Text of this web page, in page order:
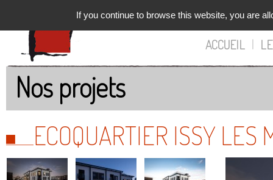
ACCUEIL |
Nos projets
ECOQUARTIER ISSY LES
If you continue to browse this website, you are